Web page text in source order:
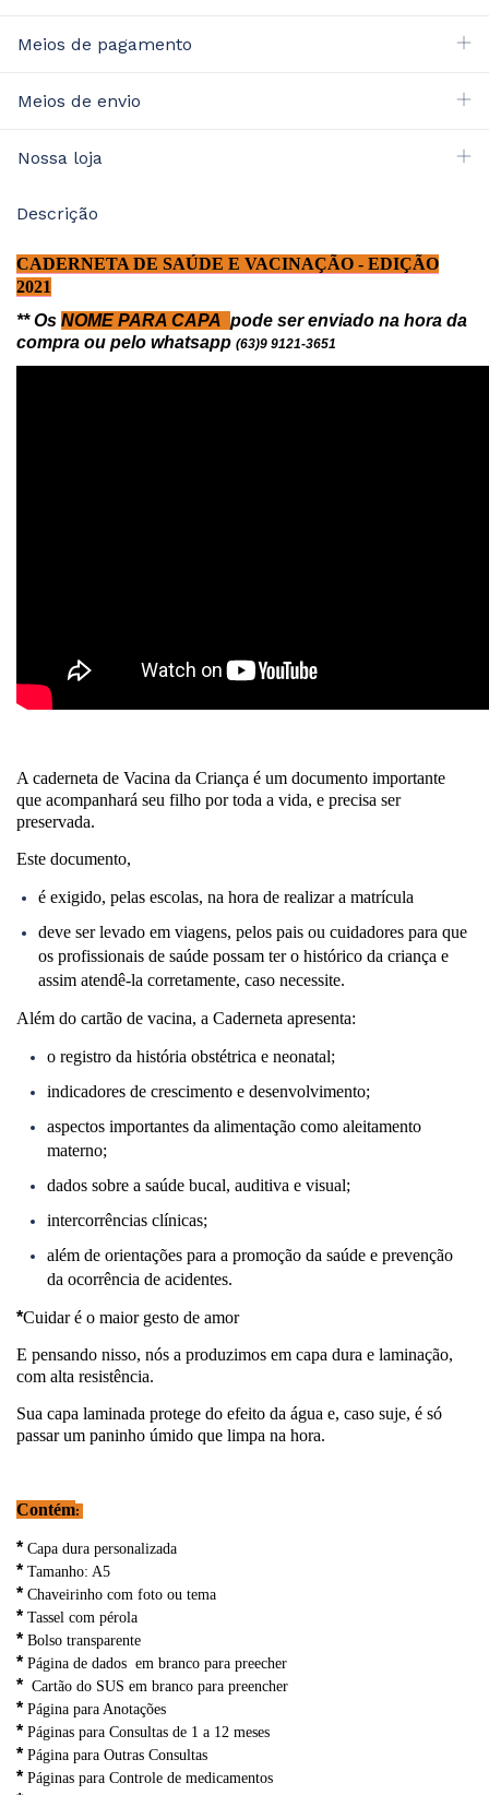
Meios de pagamento
Meios de envio
Nossa loja
Descrição
CADERNETA DE SAÚDE E VACINAÇÃO - EDIÇÃO
2021
** Os NOME PARA CAPA pode ser enviado na hora da
compra ou pelo whatsapp (63)9 9121-3651
A caderneta de Vacina da Criança é um documento importante
que acompanhará seu filho por toda a vida, e precisa ser
preservada.
Este documento,
é exigido, pelas escolas, na hora de realizar a matrícula
deve ser levado em viagens, pelos pais ou cuidadores para que
os profissionais de saúde possam ter o histórico da criança e
assim atendê-la corretamente, caso necessite.
Além do cartão de vacina, a Caderneta apresenta:
o registro da história obstétrica e neonatal;
indicadores de crescimento e desenvolvimento;
aspectos importantes da alimentação como aleitamento
materno;
dados sobre a saúde bucal, auditiva e visual;
intercorrências clínicas;
além de orientações para a promoção da saúde e prevenção
da ocorrência de acidentes.
*Cuidar é o maior gesto de amor
E pensando nisso, nós a produzimos em capa dura e laminação,
com alta resistência.
Sua capa laminada protege do efeito da água e, caso suje, é só
passar um paninho úmido que limpa na hora.
Contém:
* Capa dura personalizada
* Tamanho: A5
* Chaveirinho com foto ou tema
* Tassel com pérola
* Bolso transparente
* Página de dados em branco para preecher
* Cartão do SUS em branco para preencher
* Página para Anotações
* Páginas para Consultas de 1 a 12 meses
* Página para Outras Consultas
* Páginas para Controle de medicamentos